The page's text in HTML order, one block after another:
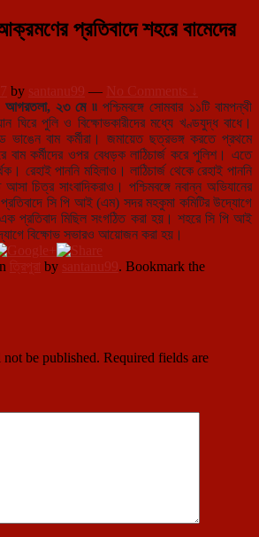
প্রতিবাদে শহরে বামেদের
by santanu99 — No Comments ↓
আগরতলা, ২৩ মে ৷৷পশ্চিমবঙ্গে সোমবার ১১টি বামপন্থী
ঘিরে পুলি ও বিক্ষোভকারীদের মধ্যে খণ্ডযুদ্ধ বাধে।
ভাঙেন বাম কর্মীরা। জমায়েত ছত্রভঙ্গ করতে প্রথমে
বাম কর্মীদের ওপর বেধড়ক লাঠিচার্জ করে পুলিশ। এতে
রেহাই পাননি মহিলাও। লাঠিচার্জ থেকে রেহাই পাননি
চিত্র সাংবাদিকরাও। পশ্চিমবঙ্গে নবান্ন অভিযানের
সি পি আই (এম) সদর মহকুমা কমিটির উদ্যোগে
প্রতিবাদ মিছিল সংগঠিত করা হয়। শহরে সি পি আই
বিক্ষোভ সভারও আয়োজন করা হয়।
ত্রিপুরা by santanu99. Bookmark the
be published. Required fields are